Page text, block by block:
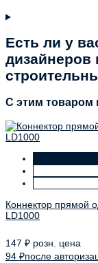
Есть ли у
дизайнеров
C этим товаром
Коннектор прямой
LD1000
147 ₽ розн. цена
94 ₽после